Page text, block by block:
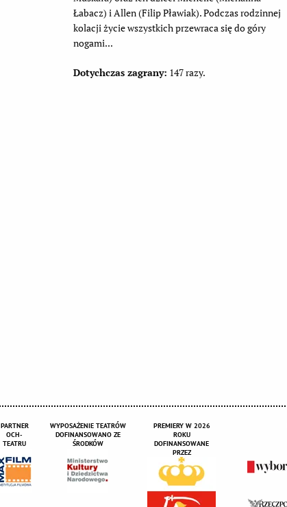
Łabacz) i Allen (Filip Pławiak). Podczas rodzinnej
kolacji życie wszystkich przewraca się do góry
nogami...
Dotychczas zagrany: 147 razy.
PARTNER
OCH-
TEATRU
WYPOSAŻENIE TEATRÓW
DOFINANSOWANO ZE
ŚRODKÓW
PREMIERY W 2026
ROKU
DOFINANSOWANE
PRZEZ